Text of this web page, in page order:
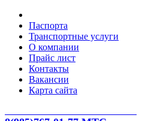
Паспорта
Транспортные услуги
О компании
Прайс лист
Контакты
Вакансии
Карта сайта